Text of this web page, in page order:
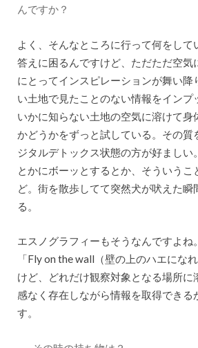
んですか？
よく、そんなところに行って何をして
答えに困るんですけど、ただただ空気
にとってインスピレーションが舞い降
い土地で見たことのない情報をインプ
いかに知らない土地の空気に溶けて身
かどうかをずっと試している。その質
ジタルデトックス状態の方が好ましい
とかにボーッとするとか、そういうこ
ど。街を散歩してて突然犬が吠えた瞬
る。
エスノグラフィーもそうなんですよね
「Fly on the wall（壁の上のハエにな
けど、どれだけ観察対象となる場所に
感なく存在しながら情報を取得できる
す。